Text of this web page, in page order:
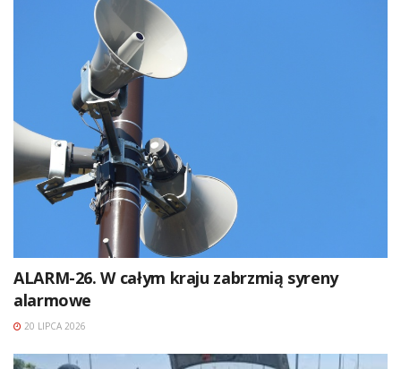
ALARM-26. W całym kraju zabrzmią syreny
alarmowe
20 LIPCA 2026